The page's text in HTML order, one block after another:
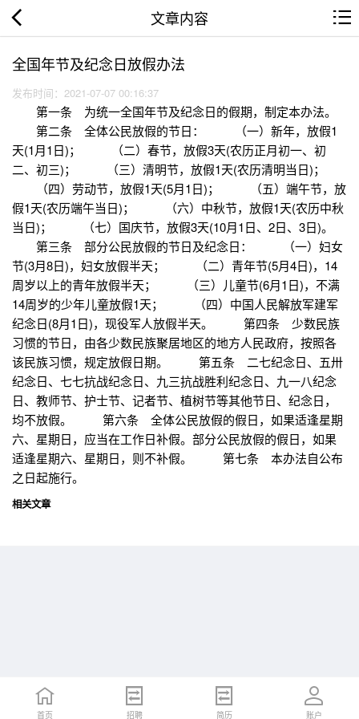
文章内容
全国年节及纪念日放假办法
发布时间：2021-07-07 00:16:37
第一条 为统一全国年节及纪念日的假期，制定本办法。
第二条 全体公民放假的节日： （一）新年，放假1
天(1月1日)； （二）春节，放假3天(农历正月初一、初
二、初三)； （三）清明节，放假1天(农历清明当日)；
（四）劳动节，放假1天(5月1日)； （五）端午节，放
假1天(农历端午当日)； （六）中秋节，放假1天(农历中秋
当日)； （七）国庆节，放假3天(10月1日、2日、3日)。
第三条 部分公民放假的节日及纪念日： （一）妇女
节(3月8日)，妇女放假半天； （二）青年节(5月4日)，14
周岁以上的青年放假半天； （三）儿童节(6月1日)，不满
14周岁的少年儿童放假1天； （四）中国人民解放军建军
纪念日(8月1日)，现役军人放假半天。 第四条 少数民族
习惯的节日，由各少数民族聚居地区的地方人民政府，按照各
该民族习惯，规定放假日期。 第五条 二七纪念日、五卅
纪念日、七七抗战纪念日、九三抗战胜利纪念日、九一八纪念
日、教师节、护士节、记者节、植树节等其他节日、纪念日，
均不放假。 第六条 全体公民放假的假日，如果适逢星期
六、星期日，应当在工作日补假。部分公民放假的假日，如果
适逢星期六、星期日，则不补假。 第七条 本办法自公布
之日起施行。
相关文章
首页 招聘 简历 账户
首页 招聘 简历 账户